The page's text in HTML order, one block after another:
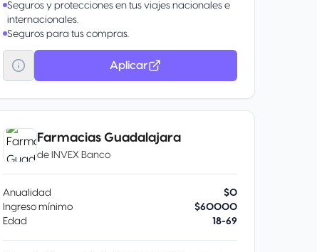
Seguros y protecciones en tus viajes nacionales e
internacionales.
Seguros para tus compras.
Invita a tus amigos a solicitar una Tarjeta de
Crédito Banorte y gana por cada tarjeta
aprobada un bono de 10,000 puntos
Promociones.
Aplicar
Farmacias Guadalajara
de INVEX Banco
Anualidad
$0
Ingreso mínimo
$60000
Edad
18-69